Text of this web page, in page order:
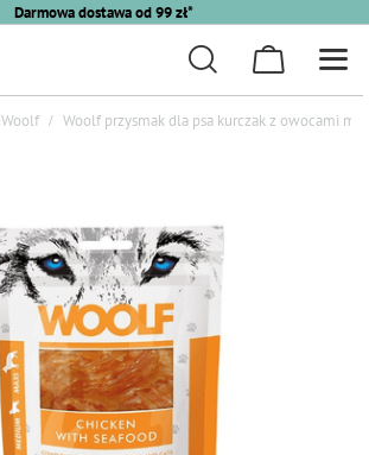
Darmowa dostawa od 99 zł*
Woolf Woolf przysmak dla psa kurczak z owocami